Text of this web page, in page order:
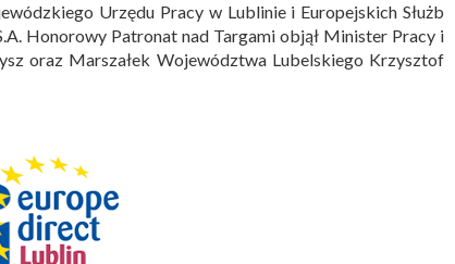
Urzędu Pracy w Lublinie i Europejskich Służb
Honorowy Patronat nad Targami objął Minister Pracy i
oraz Marszałek Województwa Lubelskiego Krzysztof